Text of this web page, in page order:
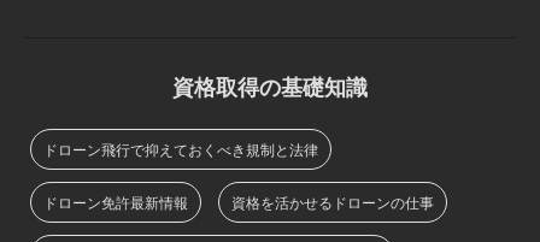
資格取得の基礎知識
ドローン飛行で抑えておくべき規制と法律
ドローン免許最新情報 資格を活かせるドローンの仕事